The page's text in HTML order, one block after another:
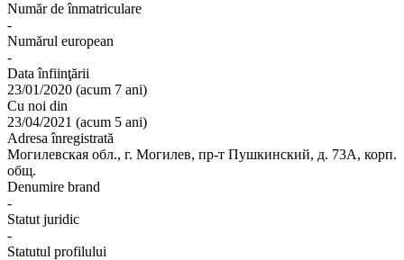
Număr de înmatriculare
-
Numărul european
-
Data înfiinţării
23/01/2020 (acum 7 ani)
Cu noi din
23/04/2021 (acum 5 ani)
Adresa înregistrată
Могилевская обл., г. Могилев, пр-т Пушкинский, д. 73А, корп.
общ.
Denumire brand
-
Statut juridic
-
Statutul profilului